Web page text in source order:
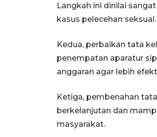
Langkah ini dinilai
kasus pelecehan seksual.
Kedua, perbaikan tata
penempatan aparatur
anggaran agar lebih
Ketiga, pembenahan
berkelanjutan dan
masyarakat.